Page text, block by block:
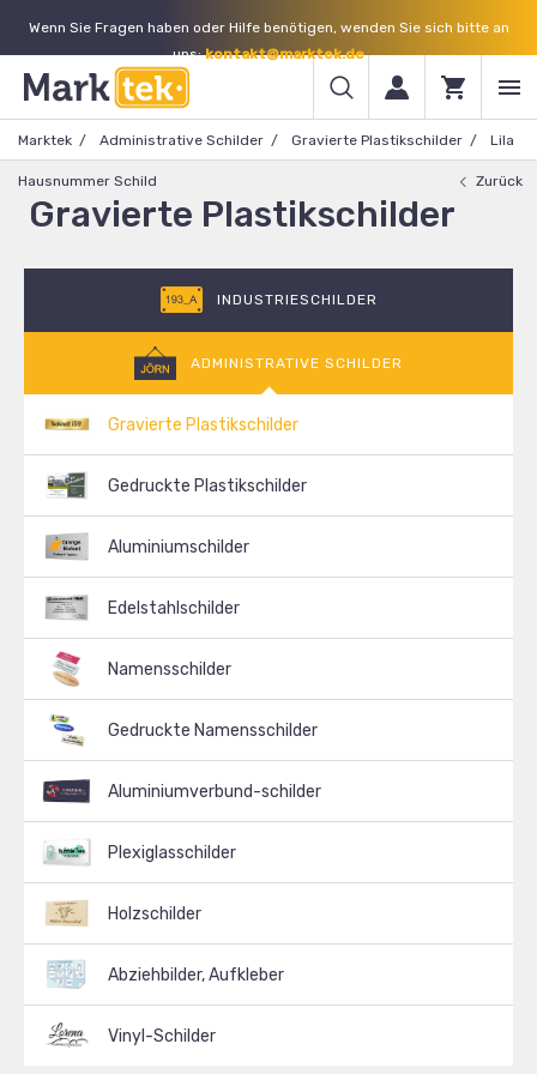
Wenn Sie Fragen haben oder Hilfe benötigen, wenden Sie sich bitte an
uns:kontakt@marktek.de
Marktek Administrative Schilder Gravierte Plastikschilder Lila
Hausnummer Schild Zurück
Gravierte Plastikschilder
INDUSTRIESCHILDER
ADMINISTRATIVE SCHILDER
Gravierte Plastikschilder
Gedruckte Plastikschilder
Aluminiumschilder
Edelstahlschilder
Namensschilder
Gedruckte Namensschilder
Aluminiumverbund-schilder
Plexiglasschilder
Holzschilder
Abziehbilder, Aufkleber
Vinyl-Schilder